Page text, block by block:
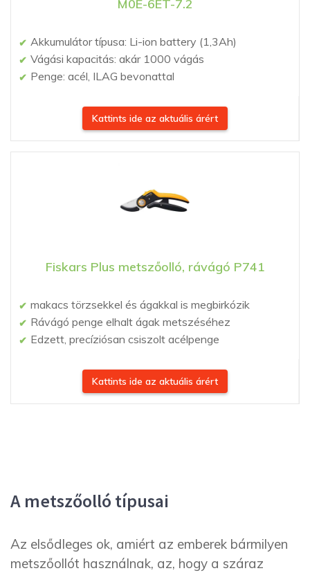
M0E-6ET-7.2
Akkumulátor típusa: Li-ion battery (1,3Ah)
Vágási kapacitás: akár 1000 vágás
Penge: acél, ILAG bevonattal
Kattints ide az aktuális árért
Fiskars Plus metszőolló, rávágó P741
makacs törzsekkel és ágakkal is megbirkózik
Rávágó penge elhalt ágak metszéséhez
Edzett, precíziósan csiszolt acélpenge
Kattints ide az aktuális árért
A metszőolló típusai
Az elsődleges ok, amiért az emberek bármilyen
metszőollót használnak, az, hogy a száraz